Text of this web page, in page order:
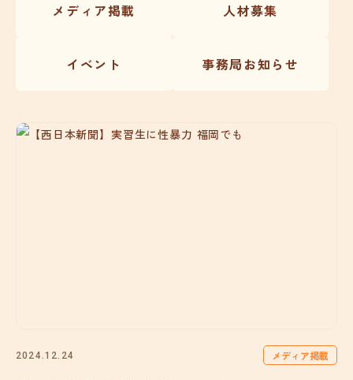
メディア掲載 人材募集
イベント 事務局お知らせ
2024.12.24 メディア掲載